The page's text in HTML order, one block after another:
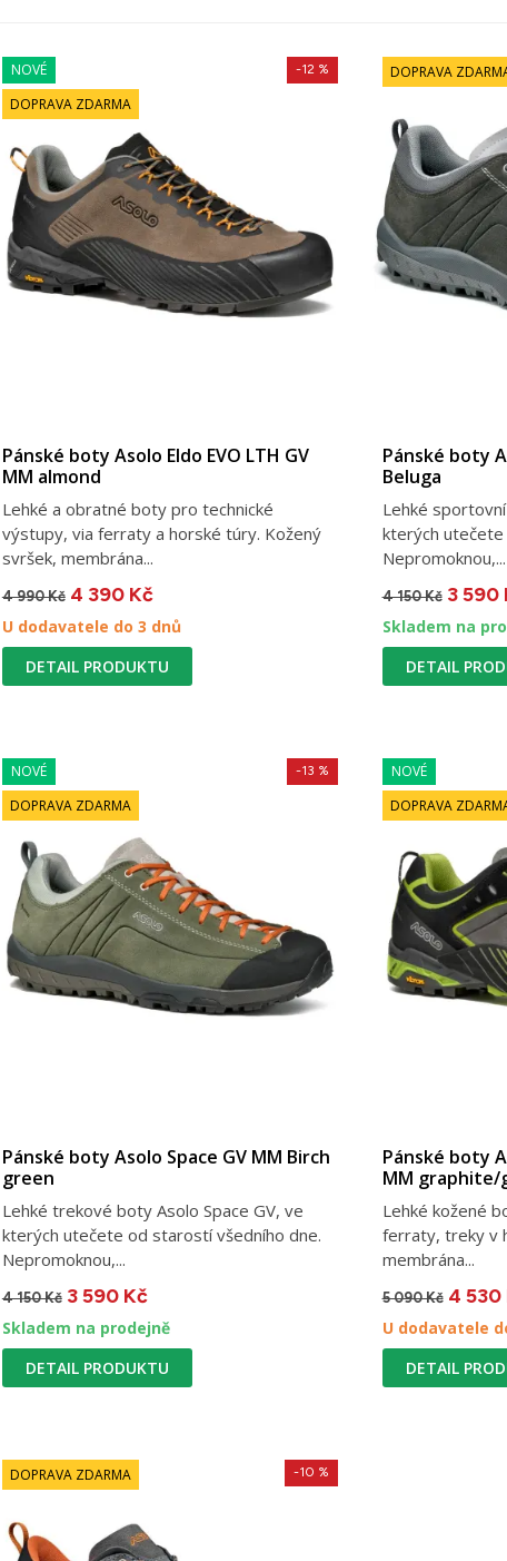
NOVÉ
DOPRAVA ZDARMA
Pánské boty Asolo Eldo EVO LTH GV
MM almond
Lehké a obratné boty pro technické
výstupy, via ferraty a horské túry. Kožený
svršek, membrána...
4 990 Kč
-12 %
4 390 Kč
U dodavatele do 3 dnů
DETAIL PRODUKTU
DOPRAVA
Pánské boty
Beluga
Lehké
kterých
Nepromoknou,...
4 150 Kč 3 590
Skladem na
DETAIL
NOVÉ
DOPRAVA ZDARMA
Pánské boty Asolo Space GV MM Birch
green
Lehké trekové boty Asolo Space GV, ve
kterých utečete od starostí všedního dne.
Nepromoknou,...
4 150 Kč
-13 %
3 590 Kč
Skladem na prodejně
DETAIL PRODUKTU
NOVÉ
DOPRAVA
Pánské boty
MM graphite/
Lehké kožené
ferraty, treky v
membrána...
5 090 Kč 4 530
U dodavatele
DETAIL
DOPRAVA ZDARMA -10 %